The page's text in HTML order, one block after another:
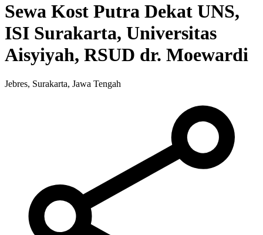
Sewa Kost Putra Dekat UNS,
ISI Surakarta, Universitas
Aisyiyah, RSUD dr. Moewardi
Jebres, Surakarta, Jawa Tengah